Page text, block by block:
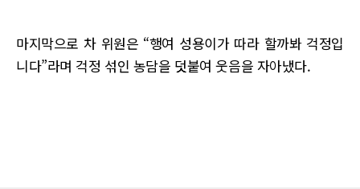
마지막으로 차 위원은 “행여 성용이가 따라 할까봐 걱정입
니다”라며 걱정 섞인 농담을 덧붙여 웃음을 자아냈다.